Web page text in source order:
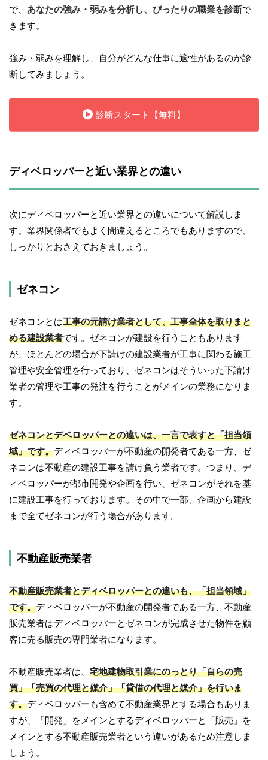
で、 あなたの強み・弱みを分析し、ぴったりの職業を診断で
きます。
強み・弱みを理解し、自分がどんな仕事に適性があるのか診
断してみましょう。
診断スタート【無料】
ディベロッパーと近い業界との違い
次にディベロッパーと近い業界との違いについて解説しま
す。業界関係者でもよく間違えるところでもありますので、
しっかりとおさえておきましょう。
ゼネコン
ゼネコンとは工事の元請け業者として、工事全体を取りまと
める建設業者です。ゼネコンが建設を行うこともあります
が、ほとんどの場合が下請けの建設業者が工事に関わる施工
管理や安全管理を行っており、ゼネコンはそういった下請け
業者の管理や工事の発注を行うことがメインの業務になりま
す。
ゼネコンとデベロッパーとの違いは、一言で表すと「担当領
域」です。ディベロッパーが不動産の開発者である一方、ゼ
ネコンは不動産の建設工事を請け負う業者です。つまり、デ
ィベロッパーが都市開発や企画を行い、ゼネコンがそれを基
に建設工事を行っております。その中で一部、企画から建設
まで全てゼネコンが行う場合があります。
不動産販売業者
不動産販売業者とディベロッパーとの違いも、「担当領域」
です。ディベロッパーが不動産の開発者である一方、不動産
販売業者はディベロッパーとゼネコンが完成させた物件を顧
客に売る販売の専門業者になります。
不動産販売業者は、 宅地建物取引業にのっとり「自らの売
買」「売買の代理と媒介」「貸借の代理と媒介」を行いま
す。ディベロッパーも含めて不動産業界とする場合もありま
すが、「開発」をメインとするディベロッパーと「販売」を
メインとする不動産販売業者という違いがあるため注意しま
しょう。